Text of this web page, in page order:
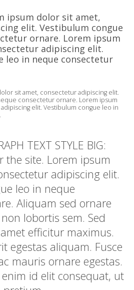
ipsum dolor sit amet,
elit. Vestibulum congue
ornare. Lorem ipsum
adipiscing elit.
leo in neque consectetur
sit amet, consectetur adipiscing elit.
consectetur ornare. Lorem ipsum
elit. Vestibulum congue leo in
TEXT STYLE BIG:
the site. Lorem ipsum
adipiscing elit.
leo in neque
Aliquam sed ornare
lobortis sem. Sed
efficitur maximus.
egestas aliquam. Fusce
mauris ornare egestas.
id elit consequat, ut